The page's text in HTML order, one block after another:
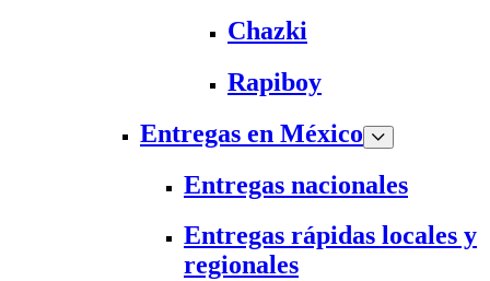
Chazki
Rapiboy
Entregas en México
Entregas nacionales
Entregas rápidas locales y
regionales